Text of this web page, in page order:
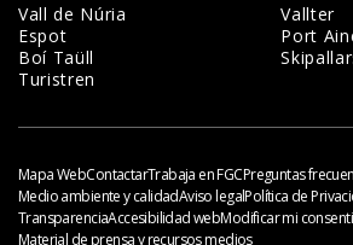
Vall de Núria
Vallter
Espot
Port
Boí Taüll
Turistren
Mapa WebContactarTrabaja en FGCPreguntas
Medio ambiente y calidadAviso legalPolítica de
TransparenciaAccesibilidad webModificar mi
Material de prensa y recursos medios